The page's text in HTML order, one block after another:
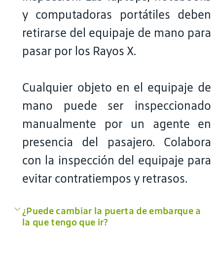
y computadoras portátiles deben
retirarse del equipaje de mano para
pasar por los Rayos X.
Cualquier objeto en el equipaje de
mano puede ser inspeccionado
manualmente por un agente en
presencia del pasajero. Colabora
con la inspección del equipaje para
evitar contratiempos y retrasos.
¿Puede cambiar la puerta de embarque a
la que tengo que ir?